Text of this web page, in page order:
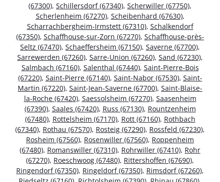
(67300), Schillersdorf (67340), Scherwiller (67750),
Scherlenheim (67270), Scheibenhard (67630),
Scharrachbergheim-Irmstett (67310), Schalkendorf
(67350), Schaffhouse-sur-Zorn (67270), Schaffhouse-près-
Seltz (67470), Schaeffersheim (67150), Saverne (67700),
Sarrewerden (67260), Sarre-Union (67260), Sand (67230),
Salmbach (67160), Salenthal (67440), Saint-Pierre-Bois
(67220), Saint-Pierre (67140), Saint-Nabor (67530), Saint-
Martin (67220), Saint-Jean-Saverne (67700), Saint-Blaise-
la-Roche (67420), Saessolsheim (67270), Saasenheim
(67390), Saales (67420), Russ (67130), Rountzenheim
(67480), Rottelsheim (67170), Rott (67160), Rothbach
(67340), Rothau (67570), Rosteig (67290), Rossfeld (67230),
Rosheim (67560), Rosenwiller (67560), Roppenheim
(67480), Romanswiller (67310), Rohrwiller (67410), Rohr
(67270), Roeschwoog (67480), Rittershoffen (67690),
Ringendorf (67350), Ringeldorf (67350), Rimsdorf (67260),